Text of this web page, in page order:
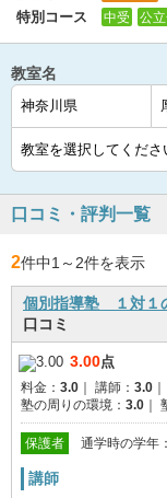
特別コース 中受 公
教室名
口コミ・評判一覧
2件中1 ～ 2件を表示
投稿者
の学年
個別指導塾 １対１
口コミ
3.00点
料金： 3.0 講師： 3.0
塾の周りの環境： 3.0
保護者 通学時の学年：
講師